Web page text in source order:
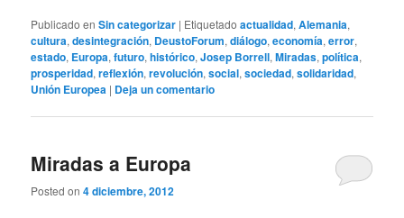
Publicado en Sin categorizar | Etiquetado actualidad,Alemania,
cultura,desintegración, DeustoForum,diálogo,economía,error,
estado, Europa,futuro,histórico,Josep Borrell,Miradas,política,
prosperidad,reflexión,revolución,social,sociedad,solidaridad,
Unión Europea | Deja un comentario
Miradas a Europa
Posted on4 diciembre, 2012